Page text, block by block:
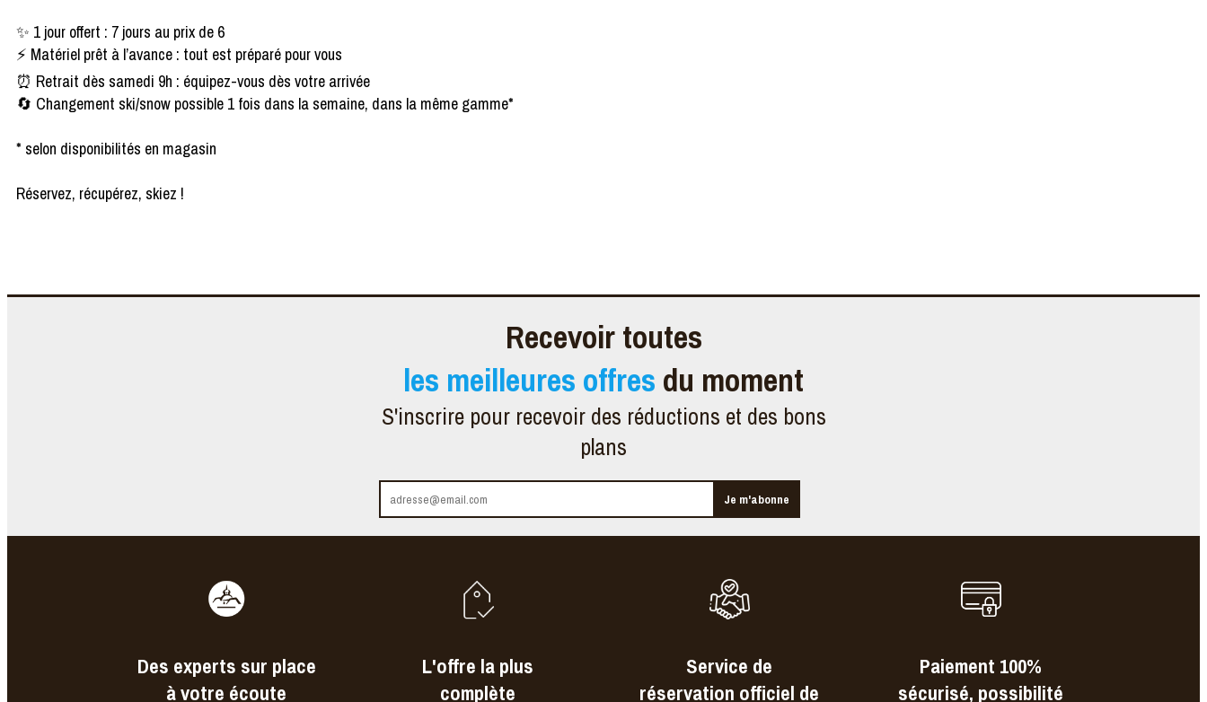
✨ 1 jour offert : 7 jours au prix de 6
⚡ Matériel prêt à l’avance : tout est préparé pour vous
⏰ Retrait dès samedi 9h : équipez-vous dès votre arrivée
🔄 Changement ski/snow possible 1 fois dans la semaine, dans la même gamme*
* selon disponibilités en magasin
Réservez, récupérez, skiez !
Recevoir toutes
les meilleures offres du moment
S'inscrire pour recevoir des réductions et des bons
plans
Des experts sur place
à votre écoute
L'offre la plus
complète
Service de
réservation officiel de
Paiement 100%
sécurisé, possibilité